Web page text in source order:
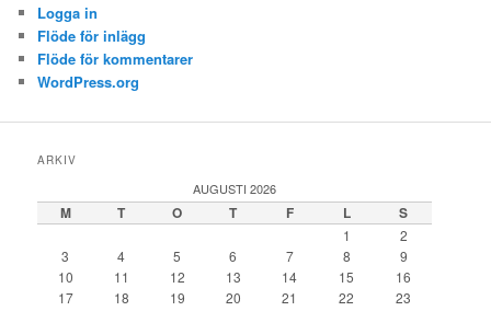
Logga in
Flöde för inlägg
Flöde för kommentarer
WordPress.org
ARKIV
AUGUSTI 2026
M T O T F L S
1
2
3
4 5 6 7 8
9
10
11 12 13 14 15
16
17
18 19 20 21 22
23